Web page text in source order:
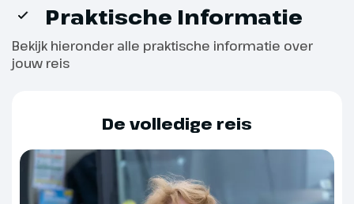
Dag 6
Praktische Informatie
Bekijk hieronder alle praktische informatie over
jouw reis
De volledige reis